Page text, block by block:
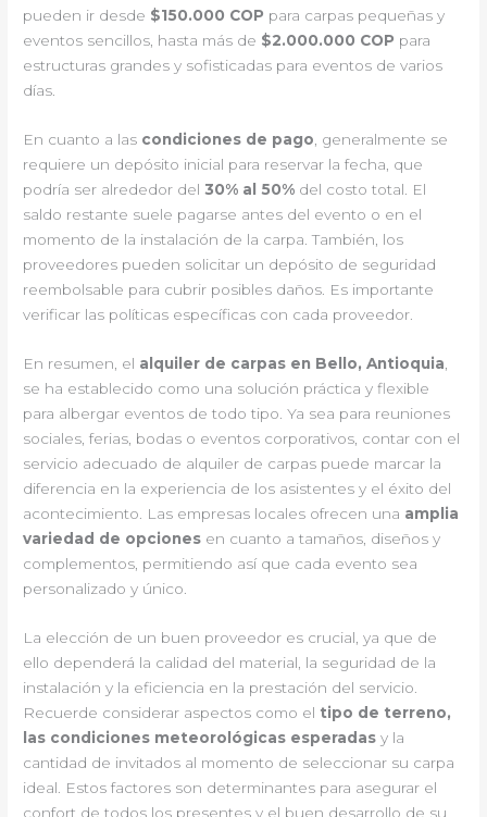
pueden ir desde $150.000 COP para carpas pequeñas y
eventos sencillos, hasta más de $2.000.000 COP para
estructuras grandes y sofisticadas para eventos de varios
días.
En cuanto a las condiciones de pago , generalmente se
requiere un depósito inicial para reservar la fecha, que
podría ser alrededor del30% al 50% del costo total. El
saldo restante suele pagarse antes del evento o en el
momento de la instalación de la carpa. También, los
proveedores pueden solicitar un depósito de seguridad
reembolsable para cubrir posibles daños. Es importante
verificar las políticas específicas con cada proveedor.
En resumen, el alquiler de carpas en Bello, Antioquia
se ha establecido como una solución práctica y flexible
para albergar eventos de todo tipo. Ya sea para reuniones
sociales, ferias, bodas o eventos corporativos, contar con el
servicio adecuado de alquiler de carpas puede marcar la
diferencia en la experiencia de los asistentes y el éxito del
acontecimiento. Las empresas locales ofrecen una amplia
variedad de opciones en cuanto a tamaños, diseños y
complementos, permitiendo así que cada evento sea
personalizado y único.
La elección de un buen proveedor es crucial, ya que de
ello dependerá la calidad del material, la seguridad de la
instalación y la eficiencia en la prestación del servicio.
Recuerde considerar aspectos como el tipo de terreno,
las condiciones meteorológicas esperadas y la
cantidad de invitados al momento de seleccionar su carpa
ideal. Estos factores son determinantes para asegurar el
confort de todos los presentes y el buen desarrollo de su